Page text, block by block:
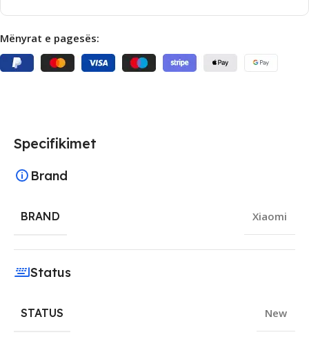
Mënyrat e pagesës:
Specifikimet
Brand
BRAND Xiaomi
Status
STATUS New